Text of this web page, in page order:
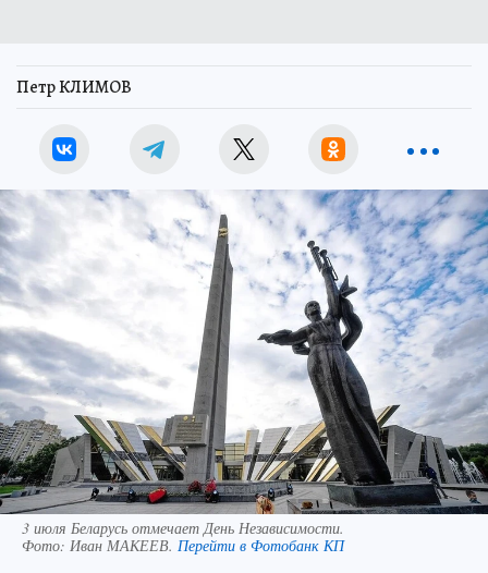
Петр КЛИМОВ
3 июля Беларусь отмечает День Независимости.
Фото: Иван МАКЕЕВ. Перейти в Фотобанк КП